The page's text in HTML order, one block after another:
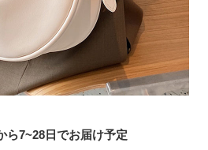
ら7~28日でお届け予定